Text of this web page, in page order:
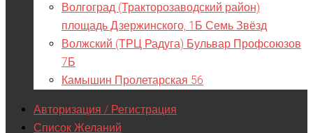
Волгоград (Тракторозаводский район)
площадь Дзержинского, 1Б Семь Звёзд
Волжский (ТРЦ Радуга) Бульвар Профсоюзов
7Б
Камышин Пролетарская 56
Авторизация / Регистрация
Список Желаний